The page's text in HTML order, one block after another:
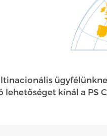
lehetőséget kínál a PS